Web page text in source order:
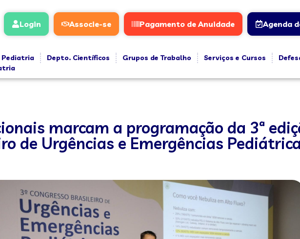
Login Associe-se Pagamento de Anuidade Agenda
Pediatria Depto. Científicos Grupos de Trabalho Serviços e Cursos
marcam a programação da 3ª
de Urgências e Emergências